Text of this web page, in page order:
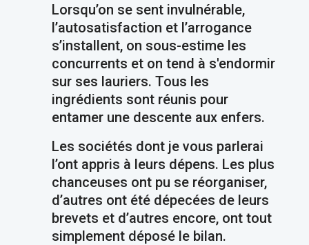
Lorsqu’on se sent invulnérable,
l’autosatisfaction et l’arrogance
s’installent, on sous-estime les
concurrents et on tend à s'endormir
sur ses lauriers. Tous les
ingrédients sont réunis pour
entamer une descente aux enfers.
Les sociétés dont je vous parlerai
l’ont appris à leurs dépens. Les plus
chanceuses ont pu se réorganiser,
d’autres ont été dépecées de leurs
brevets et d’autres encore, ont tout
simplement déposé le bilan.